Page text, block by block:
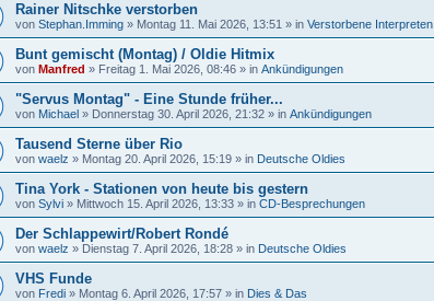
Rainer Nitschke verstorben
von Stephan.Imming » Montag 11. Mai 2026, 13:51 » in Verstorbene Interpreten
Bunt gemischt (Montag) / Oldie Hitmix
von Manfred » Freitag 1. Mai 2026, 08:46 » in Ankündigungen
"Servus Montag" - Eine Stunde früher...
von Michael » Donnerstag 30. April 2026, 21:32 » in Ankündigungen
Tausend Sterne über Rio
von waelz » Montag 20. April 2026, 15:19 » in Deutsche Oldies
Tina York - Stationen von heute bis gestern
von Sylvi » Mittwoch 15. April 2026, 13:33 » in CD-Besprechungen
Der Schlappewirt/Robert Rondé
von waelz » Dienstag 7. April 2026, 18:28 » in Deutsche Oldies
VHS Funde
von Fredi » Montag 6. April 2026, 17:57 » in Dies & Das